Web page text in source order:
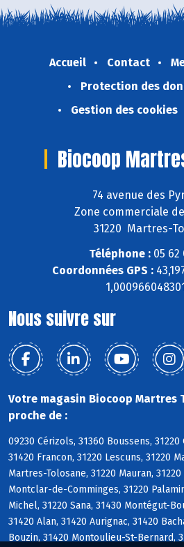
Accueil Contact
Protection des
Gestion des cookies
Biocoop
74 avenue des
Zone commerciale
31220 Martres-
Téléphone : 05 62
Coordonnées GPS :
Nous suivre sur
Votre magasin Biocoop Martres
proche de :
09230 Cérizols, 31360 Boussens, 31220
31420 Francon, 31220 Lescuns, 31220
Martres-Tolosane, 31220 Mauran, 31220
Montclar-de-Comminges, 31220
Michel, 31220 Sana, 31430 Montégut-
31420 Alan, 31420 Aurignac, 31420
Bouzin, 31420 Montoulieu-St-Bernard,